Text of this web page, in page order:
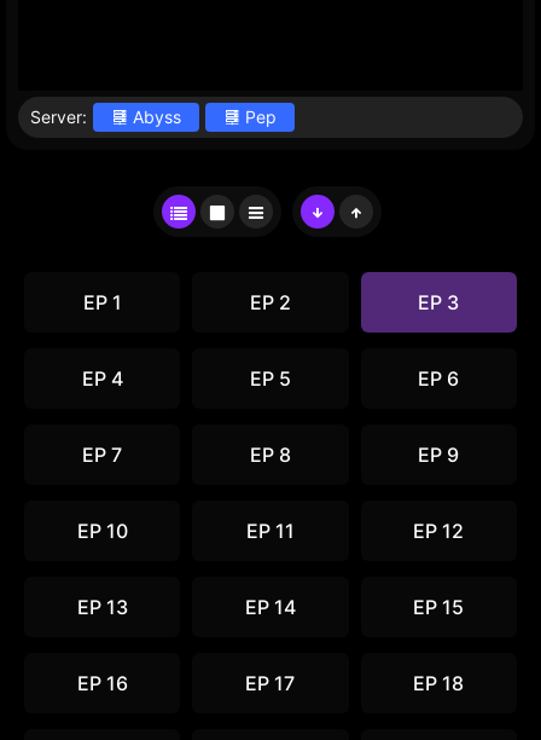
Server: Abyss Pep
EP 1 EP 2 EP 3
EP 4 EP 5 EP 6
EP 7 EP 8 EP 9
EP 10 EP 11 EP 12
EP 13 EP 14 EP 15
EP 16 EP 17 EP 18